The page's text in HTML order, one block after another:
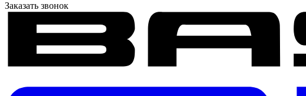
Заказать звонок